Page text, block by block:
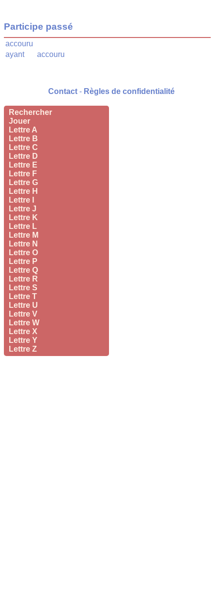
Rechercher
Jouer
Lettre A
Lettre B
Lettre C
Lettre D
Lettre E
Lettre F
Lettre G
Lettre H
Lettre I
Lettre J
Lettre K
Lettre L
Lettre M
Lettre N
Lettre O
Lettre P
Lettre Q
Lettre R
Lettre S
Lettre T
Lettre U
Lettre V
Lettre W
Lettre X
Lettre Y
Lettre Z
Participe passé
accouru
ayant
accouru
Contact - Règles de confidentialité